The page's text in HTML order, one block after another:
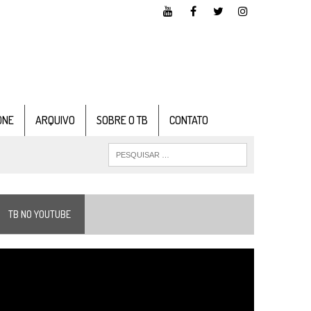
ARQUIVO SOBRE O TB CONTATO
TB NO YOUTUBE